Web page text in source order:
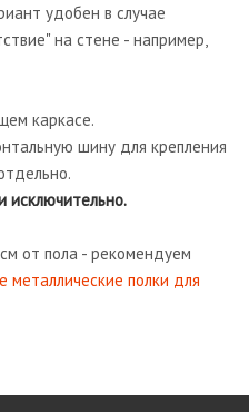
удобен в случае
на стене - например,
каркасе.
шину для крепления
исключительно.
от пола - рекомендуем
металлические полки для